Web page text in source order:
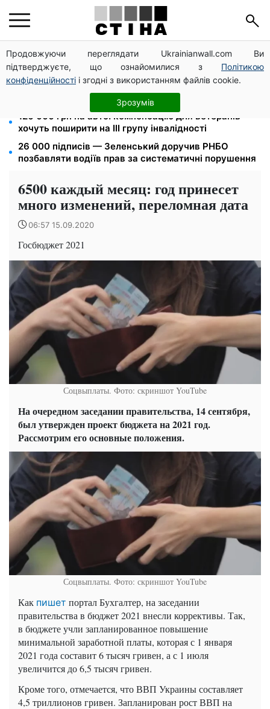
Продовжуючи переглядати Ukrainianwall.com Ви
підтверджуєте, що ознайомилися з Політикою
конфіденційності і згодні з використанням файлів cookie.
Зрозумів
Метро прийматиме киян до тривоги, але без
наметів: Бондаренко назвав правила
Фейкові сайти сервісних центрів МВС: шахраї
виманюють гроші у водіїв перед виїздом за кордон
120 000 грн на авто: компенсацію для ветеранів
хочуть поширити на III групу інвалідності
26 000 підписів — Зеленський доручив РНБО
позбавляти водіїв прав за систематичні порушення
6500 каждый месяц: год принесет
много изменений, переломная дата
06:57 15.09.2020
Госбюджет 2021
Соцвыплаты. Фото: скриншот YouTube
На очередном заседании правительства, 14 сентября,
был утвержден проект бюджета на 2021 год.
Рассмотрим его основные положения.
Соцвыплаты. Фото: скриншот YouTube
Как пишет портал Бухгалтер, на заседании
правительства в бюджет 2021 внесли коррективы. Так,
в бюджете учли запланированное повышение
минимальной заработной платы, которая с 1 января
2021 года составит 6 тысяч гривен, а с 1 июля
увеличится до 6,5 тысяч гривен.
Кроме того, отмечается, что ВВП Украины составляет
4,5 триллионов гривен. Запланирован рост ВВП на